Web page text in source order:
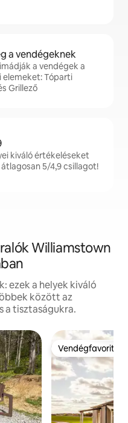
a vendégeknek
a vendégek a
elemeket: Tóparti
Grillező
kiváló értékeléseket
5/4,9 csillagot!
Williamstown
ezek a helyek kiváló
között az
a tisztaságukra.
Vendégfavorit
Vendégfavorit